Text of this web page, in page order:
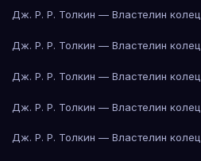
Дж. Р. Р. Толкин — Властелин колец
Дж. Р. Р. Толкин — Властелин колец
Дж. Р. Р. Толкин — Властелин колец
Дж. Р. Р. Толкин — Властелин колец
Дж. Р. Р. Толкин — Властелин колец